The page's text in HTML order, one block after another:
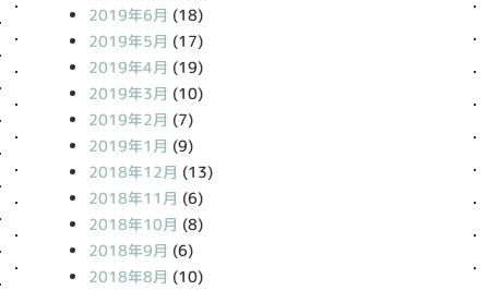
2019年6月 (18)
2019年5月 (17)
2019年4月 (19)
2019年3月 (10)
2019年2月 (7)
2019年1月 (9)
2018年12月 (13)
2018年11月 (6)
2018年10月 (8)
2018年9月 (6)
2018年8月 (10)